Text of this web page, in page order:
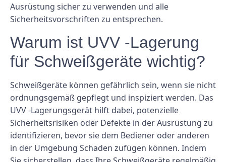
Ausrüstung sicher zu verwenden und alle
Sicherheitsvorschriften zu entsprechen.
Warum ist UVV -Lagerung
für Schweißgeräte wichtig?
Schweißgeräte können gefährlich sein, wenn sie nicht
ordnungsgemäß gepflegt und inspiziert werden. Das
UVV -Lagerungsgerät hilft dabei, potenzielle
Sicherheitsrisiken oder Defekte in der Ausrüstung zu
identifizieren, bevor sie dem Bediener oder anderen
in der Umgebung Schaden zufügen können. Indem